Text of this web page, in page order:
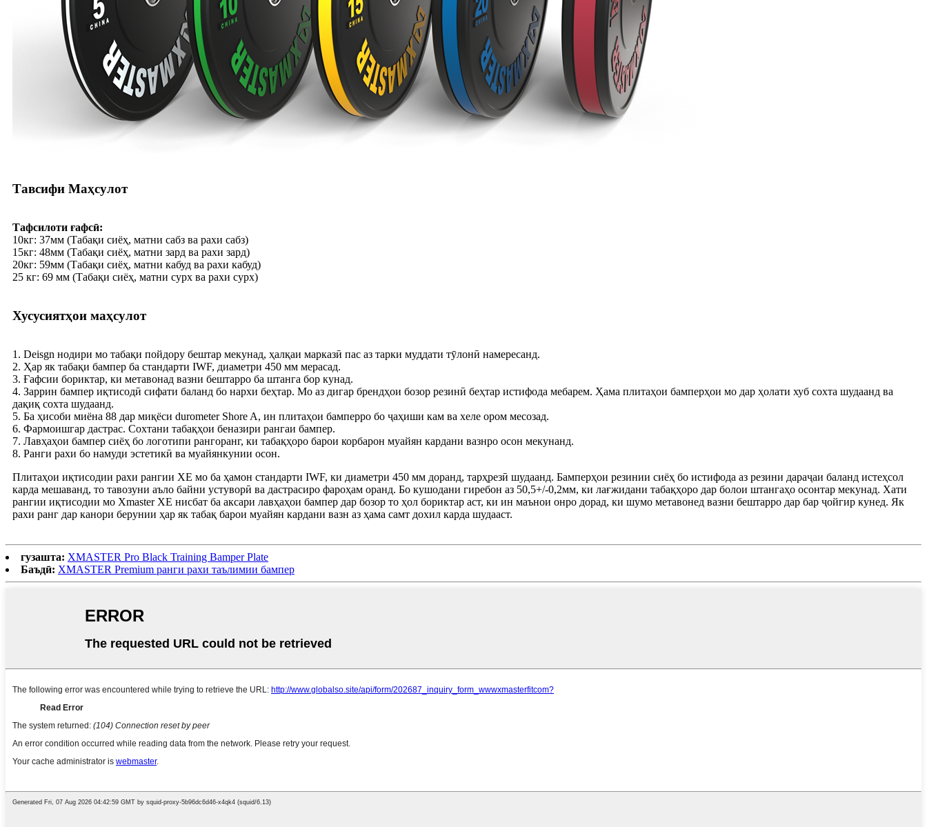
Тавсифи Маҳсулот
Тафсилоти ғафсӣ:
10кг: 37мм (Табақи сиёҳ, матни сабз ва рахи сабз)
15кг: 48мм (Табақи сиёҳ, матни зард ва рахи зард)
20кг: 59мм (Табақи сиёҳ, матни кабуд ва рахи кабуд)
25 кг: 69 мм (Табақи сиёҳ, матни сурх ва рахи сурх)
Хусусиятҳои маҳсулот
1. Deisgn нодири мо табақи пойдору бештар мекунад, ҳалқаи марказӣ пас аз тарки муддати тӯлонӣ намересанд.
2. Ҳар як табақи бампер ба стандарти IWF, диаметри 450 мм мерасад.
3. Ғафсии бориктар, ки метавонад вазни бештарро ба штанга бор кунад.
4. Заррин бампер иқтисодӣ сифати баланд бо нархи беҳтар. Мо аз дигар брендҳои бозор резинӣ беҳтар истифода мебарем. Ҳама плитаҳои бамперҳои мо дар ҳолати хуб сохта шудаанд ва
дақиқ сохта шудаанд.
5. Ба ҳисоби миёна 88 дар миқёси durometer Shore A, ин плитаҳои бамперро бо ҷаҳиши кам ва хеле ором месозад.
6. Фармоишгар дастрас. Сохтани табақҳои беназири рангаи бампер.
7. Лавҳаҳои бампер сиёҳ бо логотипи рангоранг, ки табақҳоро барои корбарон муайян кардани вазнро осон мекунанд.
8. Ранги рахи бо намуди эстетикӣ ва муайянкунии осон.
Плитаҳои иқтисодии рахи рангии XE мо ба ҳамон стандарти IWF, ки диаметри 450 мм доранд, тарҳрезӣ шудаанд. Бамперҳои резинии сиёҳ бо истифода аз резини дараҷаи баланд истеҳсол
карда мешаванд, то тавозуни аъло байни устуворӣ ва дастрасиро фароҳам оранд. Бо кушодани гиребон аз 50,5+/-0,2мм, ки лағжидани табақҳоро дар болои штангаҳо осонтар мекунад. Хати
рангии иқтисодии мо Xmaster XE нисбат ба аксари лавҳаҳои бампер дар бозор то ҳол бориктар аст, ки ин маънои онро дорад, ки шумо метавонед вазни бештарро дар бар ҷойгир кунед. Як
рахи ранг дар канори берунии ҳар як табақ барои муайян кардани вазн аз ҳама самт дохил карда шудааст.
гузашта: XMASTER Pro Black Training Bamper Plate
Баъдӣ: XMASTER Premium ранги рахи таълимии бампер